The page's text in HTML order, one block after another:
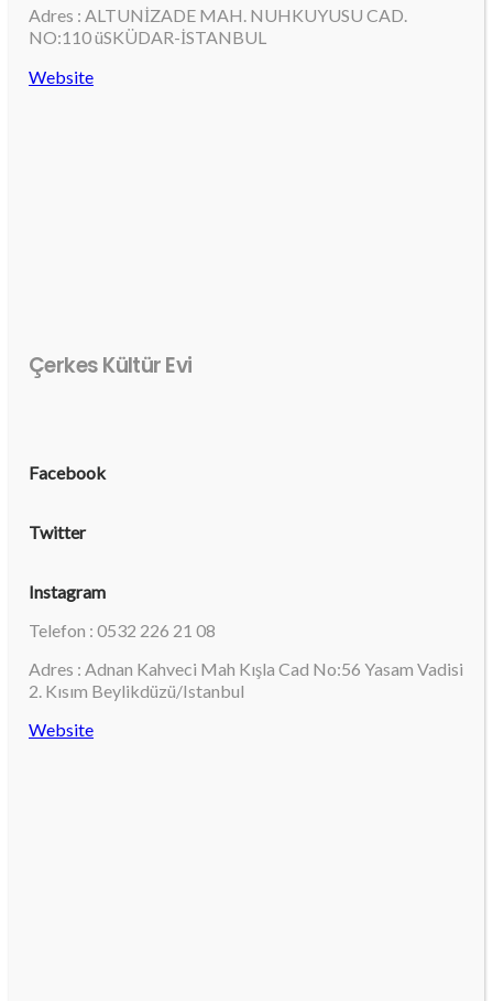
Adres : ALTUNİZADE MAH. NUHKUYUSU CAD.
NO:110 üSKÜDAR-İSTANBUL
Website
Çerkes Kültür Evi
Facebook
Twitter
Instagram
Telefon : 0532 226 21 08
Adres : Adnan Kahveci Mah Kışla Cad No:56 Yasam Vadisi
2. Kısım Beylikdüzü/Istanbul
Website